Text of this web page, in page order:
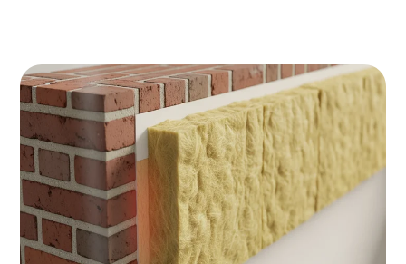
Woon je in Woerden en stijgen je energiekosten de
pan uit? Glasisolatie kan je jaarlijks €400-600
besparen op je energierekening. Met de ISDE-
subsidie krijg je bovendien €500-700 terug van de
overheid. In deze gids lees je alles over glasisolatie
in Woerden: van kosten tot subsidies tot